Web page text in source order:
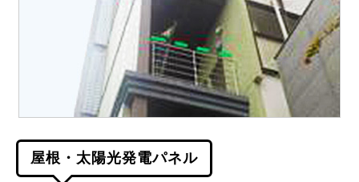
屋根・太陽光発電パネル